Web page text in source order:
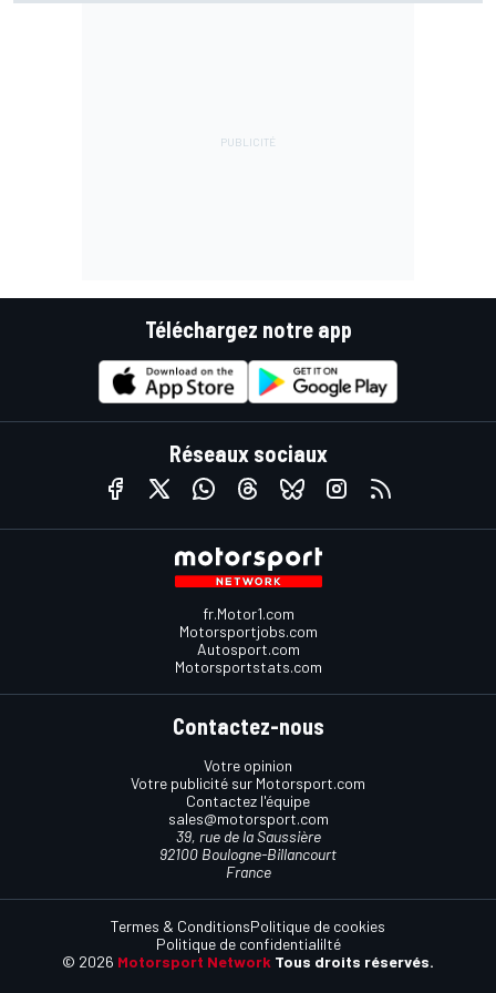
Téléchargez notre app
Réseaux sociaux
fr.Motor1.com
Motorsportjobs.com
Autosport.com
Motorsportstats.com
Contactez-nous
Votre opinion
Votre publicité sur Motorsport.com
Contactez l'équipe
sales@motorsport.com
39, rue de la Saussière
92100 Boulogne-Billancourt
France
© 2026 Motorsport Network Tous droits réservés.
Termes & ConditionsPolitique de cookies
Politique de confidentialilté